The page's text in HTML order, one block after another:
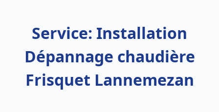
Service: Installation
Dépannage chaudière
Frisquet Lannemezan